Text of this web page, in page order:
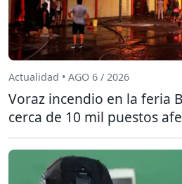
Actualidad • AGO 6 / 2026
Voraz incendio en la feria
cerca de 10 mil puestos